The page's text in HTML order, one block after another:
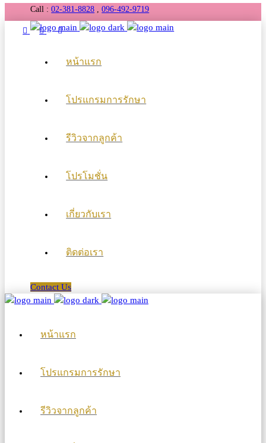
Call :02-381-8828 ,096-492-9719
หน้าแรก
โปรแกรมการรักษา
รีวิวจากลูกค้า
โปรโมชั่น
เกี่ยวกับเรา
ติดต่อเรา
Contact Us
หน้าแรก
โปรแกรมการรักษา
รีวิวจากลูกค้า